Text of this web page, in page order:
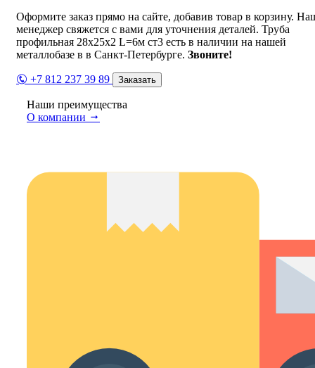
Оформите заказ прямо на сайте, добавив товар в корзину.
менеджер свяжется с вами для уточнения деталей. Труба
профильная 28х25х2 L=6м ст3 есть в наличии на нашей
металлобазе в в Санкт-Петербурге. Звоните!
+7 812 237 39 89 Заказать
Наши преимущества
О компании